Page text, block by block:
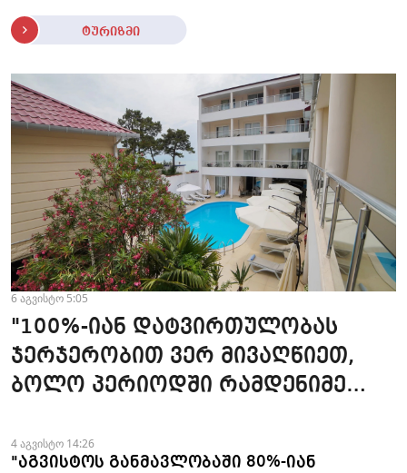
ტურიზმი
6 აგვისტო 5:05
"100%-იან დატვირთულობას
ჯერჯერობით ვერ მივაღწიეთ,
ბოლო პერიოდში რამდენიმე
Beach Club
4 აგვისტო 14:26
"აგვისტოს განმავლობაში 80%-იან